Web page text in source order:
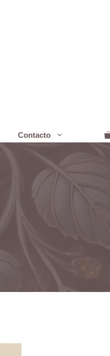
Contacto